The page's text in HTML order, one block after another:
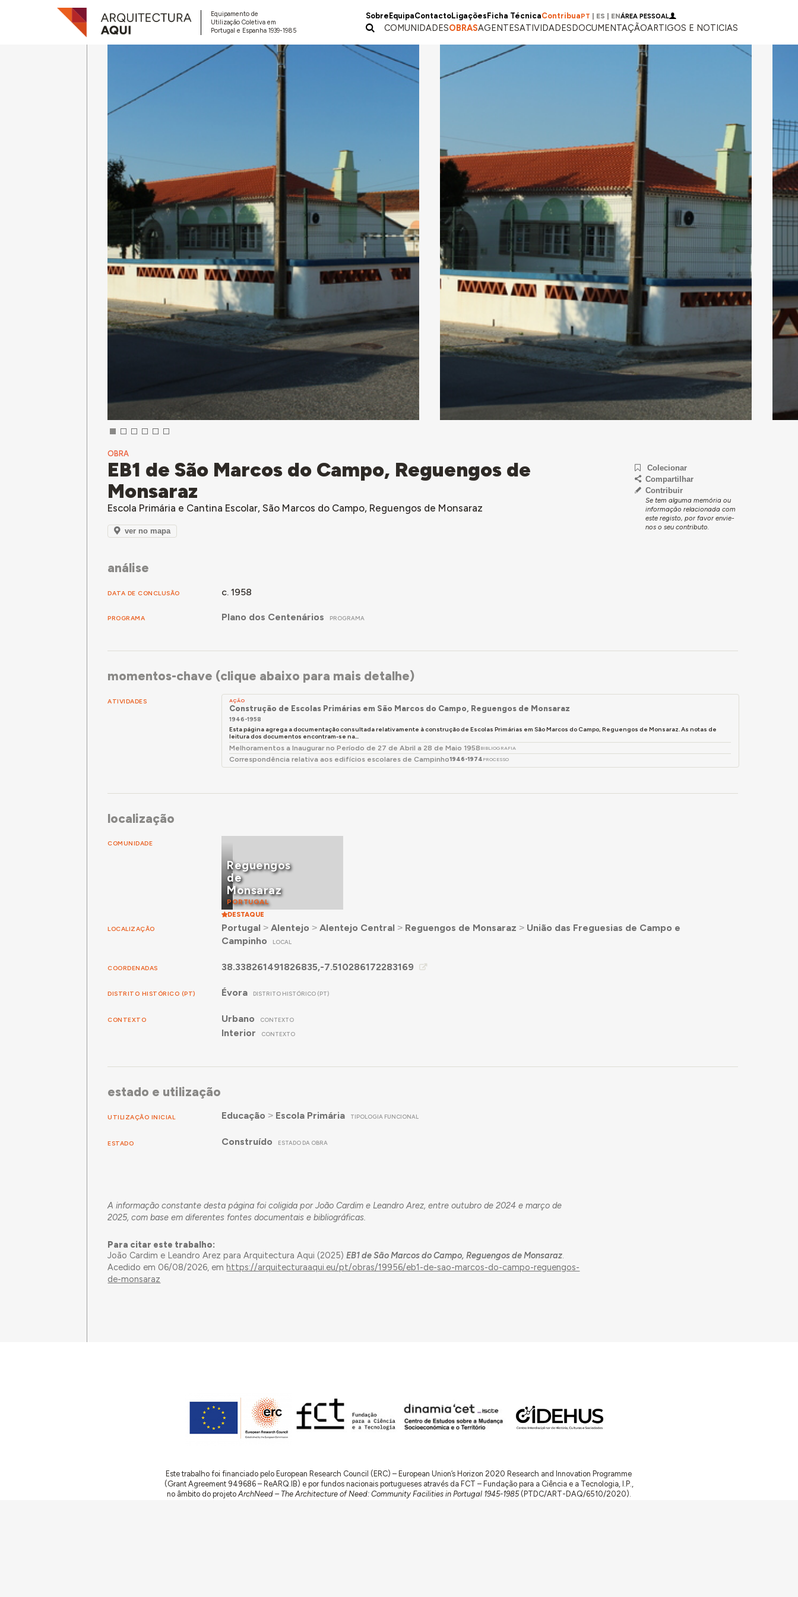
Equipamento de
Utilização Coletiva em
Portugal e Espanha 1939-1985
Sobre EquipaContactoLigações Ficha TécnicaContribuaPT ES ENÁREA PESSOAL
COMUNIDADESOBRASAGENTESATIVIDADESDOCUMENTAÇÃOARTIGOS E NOTICIAS
OBRA
EB1 de São Marcos do Campo, Reguengos de
Monsaraz
Escola Primária e Cantina Escolar, São Marcos do Campo, Reguengos de Monsaraz
ver no mapa
Colecionar
Compartilhar
Contribuir
Se tem alguma memória ou
informação relacionada com
este registo, por favor envie-
nos o seu contributo.
análise
DATA DE CONCLUSÃO c. 1958
PROGRAMA Plano dos Centenários PROGRAMA
momentos-chave (clique abaixo para mais detalhe)
ATIVIDADES AÇÃO
Construção de Escolas Primárias em São Marcos do Campo, Reguengos de Monsaraz
1946-1958
Esta página agrega a documentação consultada relativamente à construção de Escolas Primárias em São Marcos do Campo, Reguengos de Monsaraz. As notas de
leitura dos documentos encontram-se na...
Melhoramentos a Inaugurar no Período de 27 de Abril a 28 de Maio 1958 BIBLIOGRAFIA
Correspondência relativa aos edifícios escolares de Campinho1946-1974 PROCESSO
localização
COMUNIDADE
Reguengos
de
Monsaraz
PORTUGAL
DESTAQUE
LOCALIZAÇÃO Portugal ˃ Alentejo ˃ Alentejo Central ˃ Reguengos de Monsaraz ˃ União das Freguesias de Campo e
Campinho
LOCAL
COORDENADAS 38.338261491826835,-7.510286172283169
DISTRITO HISTÓRICO (PT) Évora DISTRITO HISTÓRICO (PT)
CONTEXTO Urbano CONTEXTO
Interior CONTEXTO
estado e utilização
UTILIZAÇÃO INICIAL Educação ˃ Escola Primária TIPOLOGIA FUNCIONAL
ESTADO Construído ESTADO DA OBRA
A informação constante desta página foi coligida por João Cardim e Leandro Arez, entre outubro de 2024 e março de
2025, com base em diferentes fontes documentais e bibliográficas.
Para citar este trabalho:
João Cardim e Leandro Arez para Arquitectura Aqui (2025)EB1 de São Marcos do Campo, Reguengos de Monsaraz.
Acedido em 06/08/2026, emhttps://arquitecturaaqui.eu/pt/obras/19956/eb1-de-sao-marcos-do-campo-reguengos-
de-monsaraz
Este trabalho foi financiado pelo European Research Council (ERC) – European Union’s Horizon 2020 Research and Innovation Programme
(Grant Agreement 949686 – ReARQ.IB) e por fundos nacionais portugueses através da FCT – Fundação para a Ciência e a Tecnologia, I.P.,
no âmbito do projetoArchNeed – The Architecture of Need: Community Facilities in Portugal 1945-1985(PTDC/ART-DAQ/6510/2020).